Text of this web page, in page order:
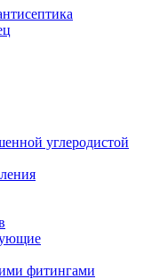
углеродистой
фитингами